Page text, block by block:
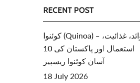
RECENT POST
کوئنوا (Quinoa) – فوائد، غذائیت،
استعمال اور پاکستان کی 10
آسان کوئنوا ریسپیز
18 July 2026